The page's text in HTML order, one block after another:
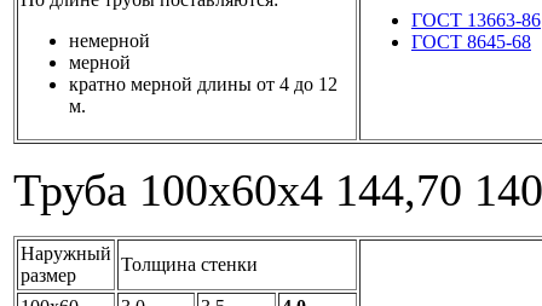
ГОСТ 13663-86
ГОСТ 8645-68
немерной
мерной
кратно мерной длины от 4 до 12
м.
Труба 100x60x4 144,70
Наружный
размер
Толщина стенки